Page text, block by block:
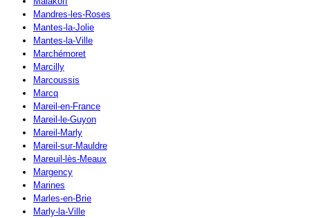
Mandres-les-Roses
Mantes-la-Jolie
Mantes-la-Ville
Marchémoret
Marcilly
Marcoussis
Marcq
Mareil-en-France
Mareil-le-Guyon
Mareil-Marly
Mareil-sur-Mauldre
Mareuil-lès-Meaux
Margency
Marines
Marles-en-Brie
Marly-la-Ville